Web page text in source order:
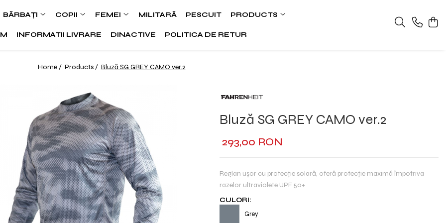
BĂRBAȚI COPII FEMEI MILITARĂ PESCUIT PRODUCTS
INFORMATII LIVRARE DINACTIVE POLITICA DE RETUR
Home / Products / Bluză SG GREY CAMO ver.2
Bluză SG GREY CAMO ver.2
293,00 RON
Reglan ușor cu protecție solară, oferă protecție maximă împotriva
razelor ultraviolete UPF 50+
CULORI:
Grey